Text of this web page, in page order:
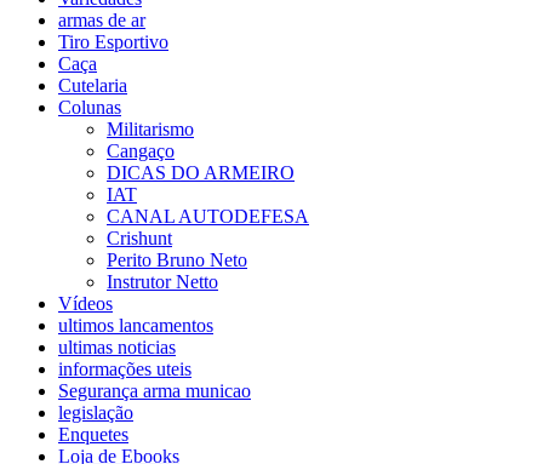
armas de ar
Tiro Esportivo
Caça
Cutelaria
Colunas
Militarismo
Cangaço
DICAS DO ARMEIRO
IAT
CANAL AUTODEFESA
Crishunt
Perito Bruno Neto
Instrutor Netto
Vídeos
ultimos lancamentos
ultimas noticias
informações uteis
Segurança arma municao
legislação
Enquetes
Loja de Ebooks